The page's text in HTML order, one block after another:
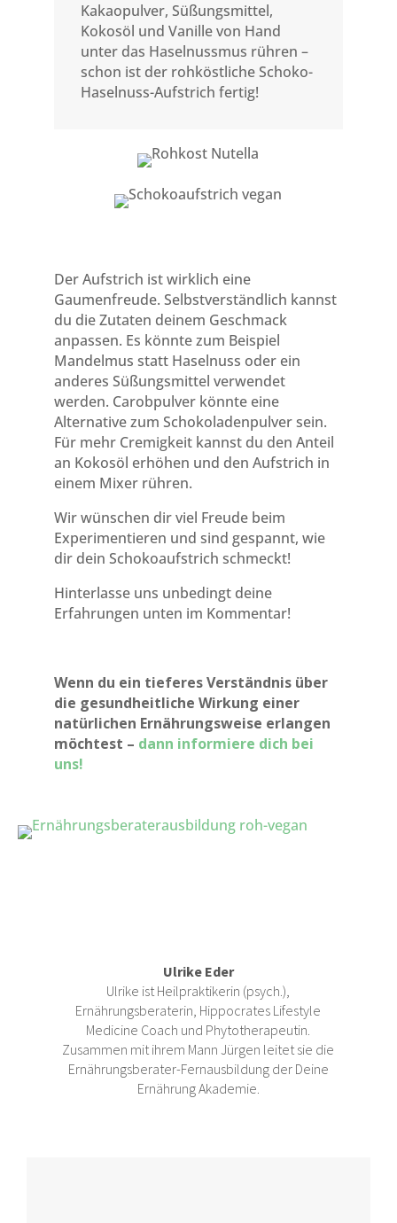
Kakaopulver, Süßungsmittel,
Kokosöl und Vanille von Hand
unter das Haselnussmus rühren –
schon ist der rohköstliche Schoko-
Haselnuss-Aufstrich fertig!
Der Aufstrich ist wirklich eine
Gaumenfreude. Selbstverständlich kannst
du die Zutaten deinem Geschmack
anpassen. Es könnte zum Beispiel
Mandelmus statt Haselnuss oder ein
anderes Süßungsmittel verwendet
werden. Carobpulver könnte eine
Alternative zum Schokoladenpulver sein.
Für mehr Cremigkeit kannst du den Anteil
an Kokosöl erhöhen und den Aufstrich in
einem Mixer rühren.
Wir wünschen dir viel Freude beim
Experimentieren und sind gespannt, wie
dir dein Schokoaufstrich schmeckt!
Hinterlasse uns unbedingt deine
Erfahrungen unten im Kommentar!
Wenn du ein tieferes Verständnis über
die gesundheitliche Wirkung einer
natürlichen Ernährungsweise erlangen
möchtest – dann informiere dich bei
uns!
Ulrike Eder
Ulrike ist Heilpraktikerin (psych.),
Ernährungsberaterin, Hippocrates Lifestyle
Medicine Coach und Phytotherapeutin.
Zusammen mit ihrem Mann Jürgen leitet sie die
Ernährungsberater-Fernausbildung der Deine
Ernährung Akademie.